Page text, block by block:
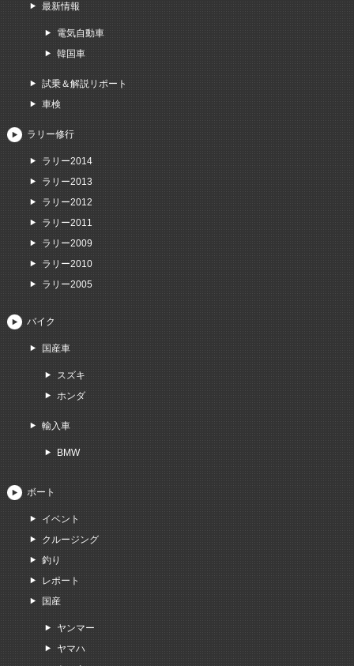
最新情報
電気自動車
韓国車
試乗＆解説リポート
車検
ラリー修行
ラリー2014
ラリー2013
ラリー2012
ラリー2011
ラリー2009
ラリー2010
ラリー2005
バイク
国産車
スズキ
ホンダ
輸入車
BMW
ボート
イベント
クルージング
釣り
レポート
国産
ヤンマー
ヤマハ